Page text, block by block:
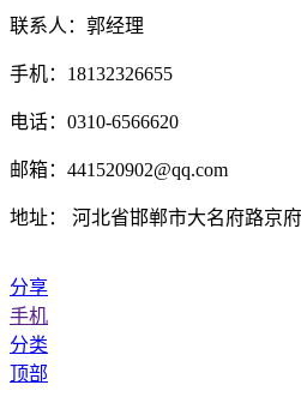
联系人：郭经理
手机：18132326655
电话：0310-6566620
邮箱：441520902@qq.com
地址： 河北省邯郸市大名府路京
分享
手机
分类
顶部